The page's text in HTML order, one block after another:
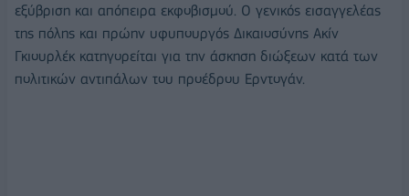
εξύβριση και απόπειρα εκφοβισμού. Ο γενικός εισαγγελέας
της πόλης και πρώην υφυπουργός Δικαιοσύνης Ακίν
Γκιουρλέκ κατηγορείται για την άσκηση διώξεων κατά των
πολιτικών αντιπάλων του προέδρου Ερντογάν.